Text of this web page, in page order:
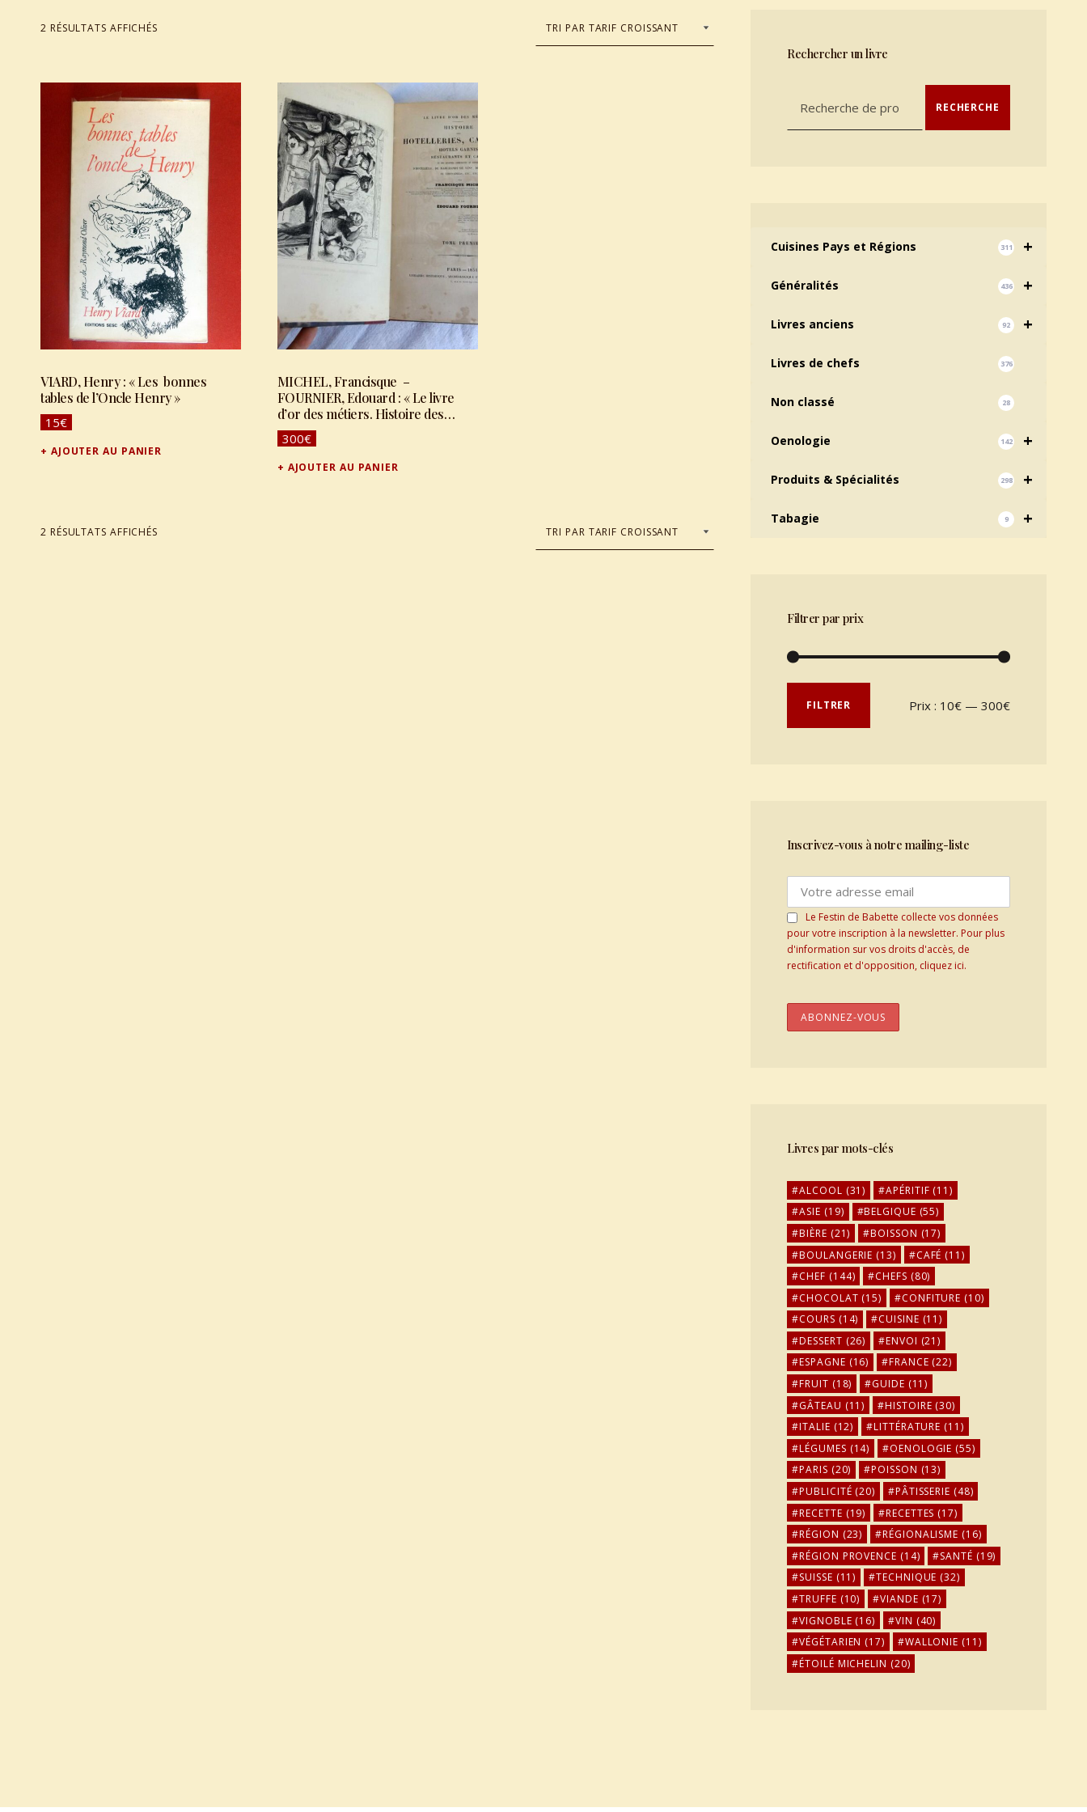
2 RÉSULTATS AFFICHÉS
List of products
VIARD, Henry : « Les bonnes
tables de l’Oncle Henry »
15€
AJOUTER AU PANIER
MICHEL, Francisque –
FOURNIER, Edouard : « Le livre
d’or des métiers. Histoire des
hôtelleries, cabarets, hôtels
garnis…. »
300€
AJOUTER AU PANIER
2 RÉSULTATS AFFICHÉS
Rechercher un livre
Recherche pour : RECHERCHE
+
Cuisines Pays et Régions 311
+
Généralités 436
+
Livres anciens 92
Livres de chefs 376
Non classé 28
+
Oenologie 142
+
Produits & Spécialités 298
+
Tabagie 9
Filtrer par prix
Prix maxFILTRER Prix : 10€ — 300€
Inscrivez-vous à notre mailing-liste
Le Festin de Babette collecte vos données
pour votre inscription à la newsletter. Pour plus
d'information sur vos droits d'accès, de
rectification et d'opposition, cliquez ici.
Livres par mots-clés
ALCOOL (31) APÉRITIF (11)
ASIE (19) BELGIQUE (55)
BIÈRE (21) BOISSON (17)
BOULANGERIE (13) CAFÉ (11)
CHEF (144) CHEFS (80)
CHOCOLAT (15) CONFITURE (10)
COURS (14) CUISINE (11)
DESSERT (26) ENVOI (21)
ESPAGNE (16) FRANCE (22)
FRUIT (18) GUIDE (11)
GÂTEAU (11) HISTOIRE (30)
ITALIE (12) LITTÉRATURE (11)
LÉGUMES (14) OENOLOGIE (55)
PARIS (20) POISSON (13)
PUBLICITÉ (20) PÂTISSERIE (48)
RECETTE (19) RECETTES (17)
RÉGION (23) RÉGIONALISME (16)
RÉGION PROVENCE (14) SANTÉ (19)
SUISSE (11) TECHNIQUE (32)
TRUFFE (10) VIANDE (17)
VIGNOBLE (16) VIN (40)
VÉGÉTARIEN (17) WALLONIE (11)
ÉTOILÉ MICHELIN (20)